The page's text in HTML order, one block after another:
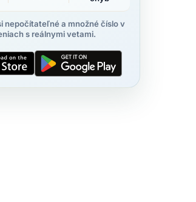
nepočítateľné a množné číslo v
s reálnymi vetami.